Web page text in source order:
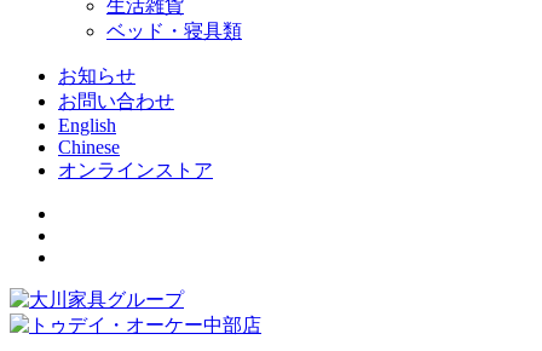
生活雑貨
ベッド・寝具類
お知らせ
お問い合わせ
English
Chinese
オンラインストア